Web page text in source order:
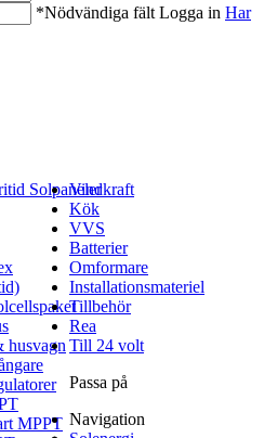
*Nödvändiga fält Logga in Har
Solpaneler
husvagn
MPPT
Vindkraft
Kök
VVS
Batterier
Omformare
Installationsmateriel
Tillbehör
Rea
Till 24 volt
Passa på
Navigation